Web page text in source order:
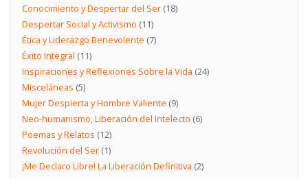
Conocimiento y Despertar del Ser(18)
Despertar Social y Activismo (11)
Ética y Liderazgo Benevolente (7)
Éxito Integral (11)
Inspiraciones y Reflexiones Sobre la Vida (24)
Misceláneas (5)
Mujer Despierta y Hombre Valiente (9)
Neo-humanismo, Liberación del Intelecto (6)
Poemas y Relatos (12)
Revolución del Ser(1)
¡Me Declaro Libre! La Liberación Definitiva (2)